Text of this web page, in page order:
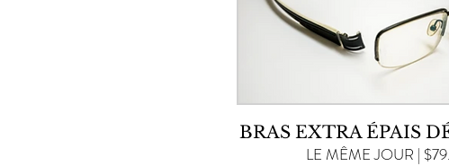
BRAS EXTRA ÉPAIS
LE MÊME JOUR |